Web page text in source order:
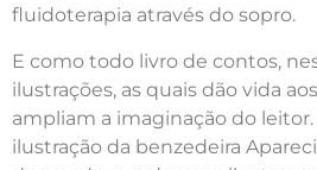
fluidoterapia através do sopro.
E como todo livro de contos,
ilustrações, as quais dão vida
ampliam a imaginação do
ilustração da benzedeira